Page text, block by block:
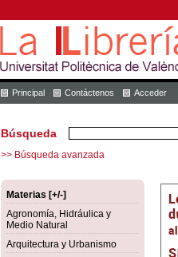
Principal Contáctenos Acceder
Búsqueda
>> Búsqueda avanzada
Materias [+/-]
Agronomía, Hidráulica y
Medio Natural
Arquitectura y Urbanismo